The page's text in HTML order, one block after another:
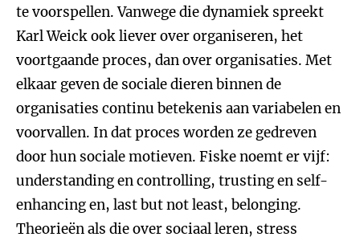
te voorspellen. Vanwege die dynamiek spreekt
Karl Weick ook liever over organiseren, het
voortgaande proces, dan over organisaties. Met
elkaar geven de sociale dieren binnen de
organisaties continu betekenis aan variabelen en
voorvallen. In dat proces worden ze gedreven
door hun sociale motieven. Fiske noemt er vijf:
understanding en controlling, trusting en self-
enhancing en, last but not least, belonging.
Theorieën als die over sociaal leren, stress